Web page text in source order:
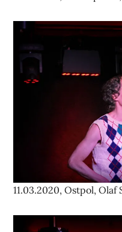
11.03.2020, Ostpol, Olaf